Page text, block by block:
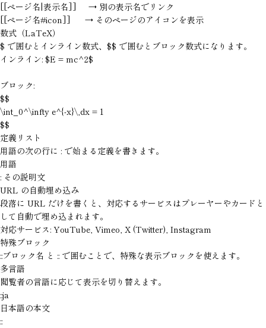
[[ページ名|表示名]]     → 別の表示名でリンク
[[ページ名#icon]]      → そのページのアイコンを表示
数式（LaTeX）
$ で囲むとインライン数式、 $$ で囲むとブロック数式になります。
インライン: $E = mc^2$
ブロック:
$$
\int_0^\infty e^{-x}\,dx = 1
$$
定義リスト
用語の次の行に : で始まる定義を書きます。
用語
: その説明文
URL の自動埋め込み
段落に URL だけを書くと、対応するサービスはプレーヤーやカードと
して自動で埋め込まれます。
対応サービス: YouTube, Vimeo, X (Twitter), Instagram
特殊ブロック
::ブロック名 と :: で囲むことで、特殊な表示ブロックを使えます。
多言語
閲覧者の言語に応じて表示を切り替えます。
::ja
日本語の本文
::